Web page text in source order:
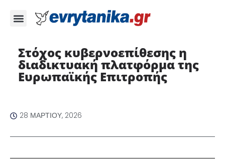
Στόχος κυβερνοεπίθεσης η
διαδικτυακή πλατφόρμα της
Ευρωπαϊκής Επιτροπής ​
28 ΜΑΡΤΊΟΥ, 2026